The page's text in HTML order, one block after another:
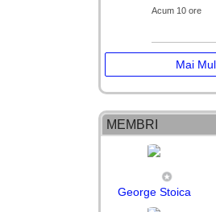
Acum 10 ore
Mai
MEMBRI
George Stoica